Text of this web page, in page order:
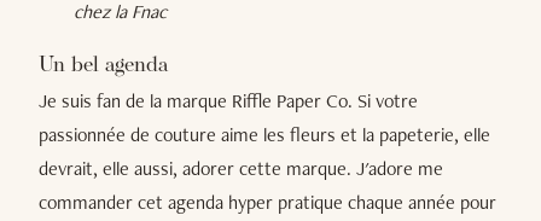
chez la Fnac
Un bel agenda
Je suis fan de la marque Riffle Paper Co. Si votre
passionnée de couture aime les fleurs et la papeterie, elle
devrait, elle aussi, adorer cette marque. J'adore me
commander cet agenda hyper pratique chaque année pour